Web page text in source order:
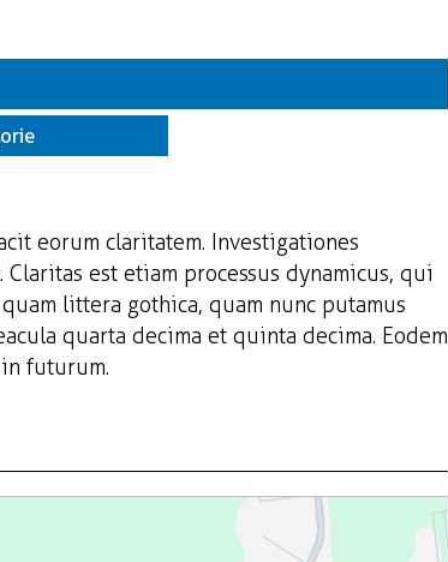
eorum claritatem. Investigationes
est etiam processus dynamicus, qui
littera gothica, quam nunc putamus
quarta decima et quinta decima. Eodem
futurum.